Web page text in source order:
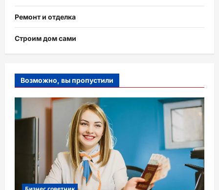
Ремонт и отделка
Строим дом сами
Возможно, вы пропустили